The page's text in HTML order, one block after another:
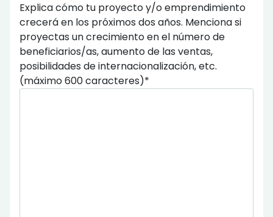
Explica cómo tu proyecto y/o emprendimiento
crecerá en los próximos dos años. Menciona si
proyectas un crecimiento en el número de
beneficiarios/as, aumento de las ventas,
posibilidades de internacionalización, etc.
(máximo 600 caracteres)*